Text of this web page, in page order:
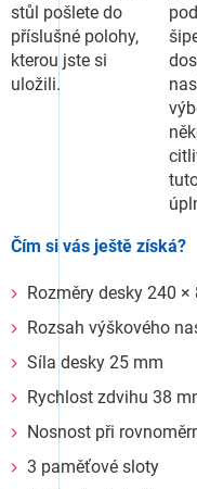
stůl pošlete do
příslušné polohy,
kterou jste si
uložili.
Čím si vás ještě získá?
Rozměry desky 240 ×
Rozsah výškového
Síla desky 25 mm
Rychlost zdvihu 38
Nosnost při
3 paměťové sloty